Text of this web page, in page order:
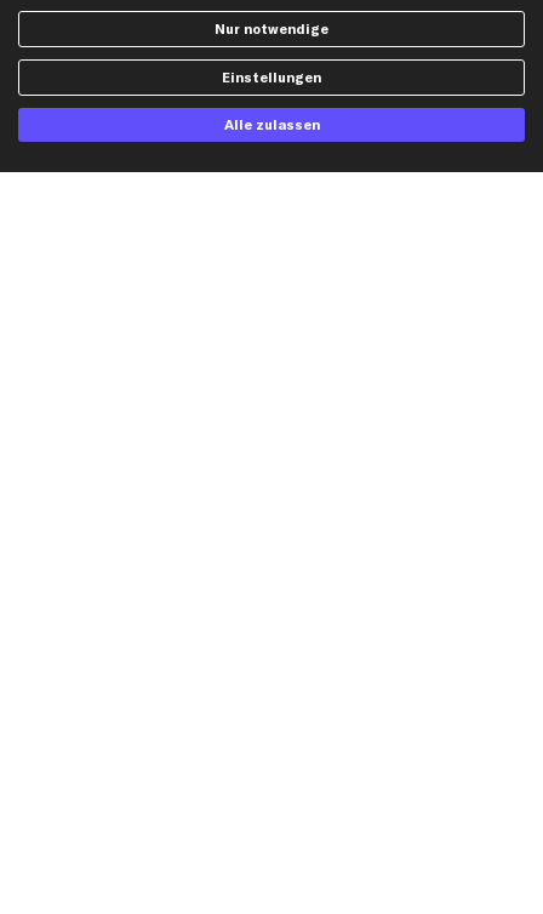
Nur notwendige
Einstellungen
Alle zulassen